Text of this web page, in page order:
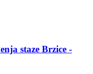
staze Brzice -